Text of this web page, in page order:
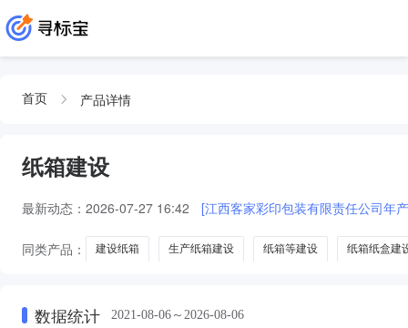
首页 产品详情
纸箱建设
最新动态： 2026-07-27 16:42 [江西客家彩印包装有限责任公司年
同类产品： 建设纸箱 生产纸箱建设 纸箱等建设 纸箱纸盒建
数据统计 2021-08-06～2026-08-06